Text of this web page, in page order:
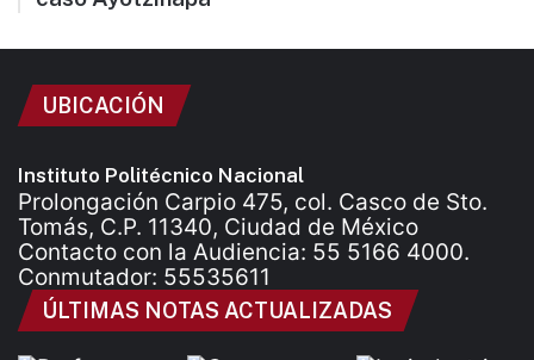
UBICACIÓN
Instituto Politécnico Nacional
Prolongación Carpio 475, col. Casco de Sto.
Tomás, C.P. 11340, Ciudad de México
Contacto con la Audiencia: 55 5166 4000.
Conmutador: 55535611
ÚLTIMAS NOTAS ACTUALIZADAS